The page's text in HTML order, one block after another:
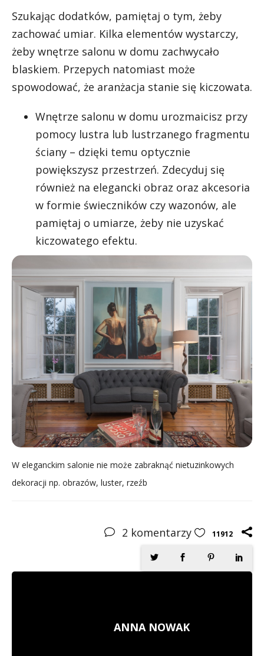
Szukając dodatków, pamiętaj o tym, żeby
zachować umiar. Kilka elementów wystarczy,
żeby wnętrze salonu w domu zachwycało
blaskiem. Przepych natomiast może
spowodować, że aranżacja stanie się kiczowata.
Wnętrze salonu w domu urozmaicisz przy
pomocy lustra lub lustrzanego fragmentu
ściany – dzięki temu optycznie
powiększysz przestrzeń. Zdecyduj się
również na elegancki obraz oraz akcesoria
w formie świeczników czy wazonów, ale
pamiętaj o umiarze, żeby nie uzyskać
kiczowatego efektu.
W eleganckim salonie nie może zabraknąć nietuzinkowych
dekoracji np. obrazów, luster, rzeźb
2 komentarzy 11912
ANNA NOWAK